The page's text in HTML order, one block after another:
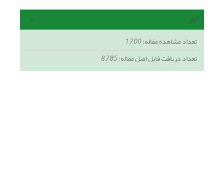
آمار
تعداد مشاهده مقاله:1,700
تعداد دریافت فایل اصل مقاله:8,785